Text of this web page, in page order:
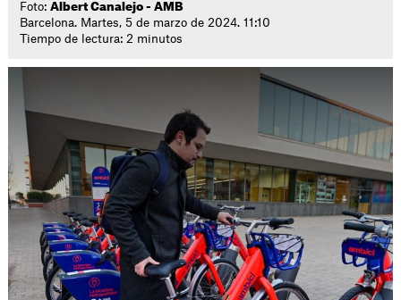
Foto:Albert Canalejo - AMB
Barcelona. Martes, 5 de marzo de 2024. 11:10
Tiempo de lectura: 2 minutos